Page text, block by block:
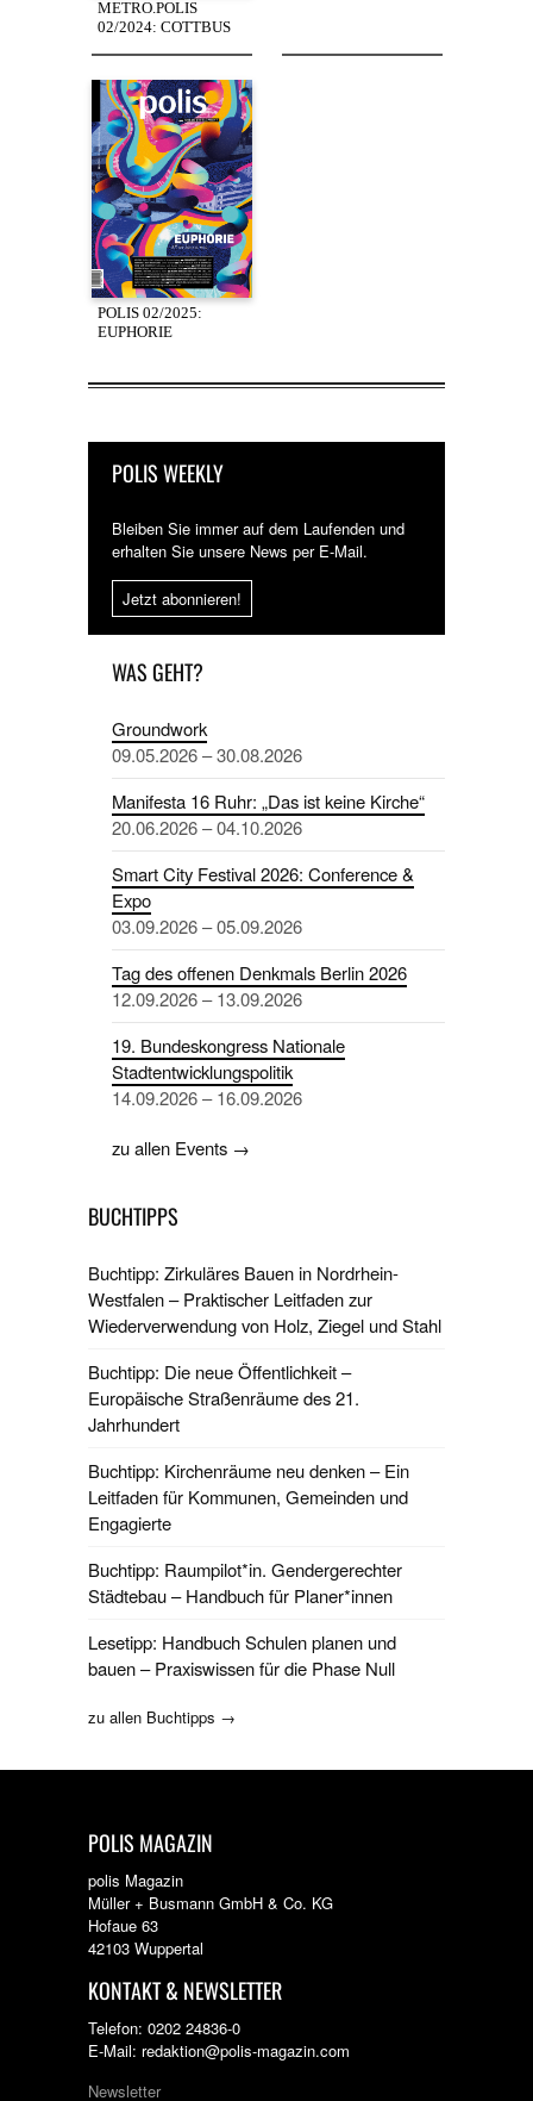
METRO.POLIS
02/2024: COTTBUS
POLIS 02/2025:
EUPHORIE
POLIS WEEKLY
Bleiben Sie immer auf dem Laufenden und
erhalten Sie unsere News per E-Mail.
Jetzt abonnieren!
WAS GEHT?
Groundwork
09.05.2026 – 30.08.2026
Manifesta 16 Ruhr: „Das ist keine Kirche“
20.06.2026 – 04.10.2026
Smart City Festival 2026: Conference &
Expo
03.09.2026 – 05.09.2026
Tag des offenen Denkmals Berlin 2026
12.09.2026 – 13.09.2026
19. Bundeskongress Nationale
Stadtentwicklungspolitik
14.09.2026 – 16.09.2026
zu allen Events →
BUCHTIPPS
Buchtipp: Zirkuläres Bauen in Nordrhein-
Westfalen – Praktischer Leitfaden zur
Wiederverwendung von Holz, Ziegel und Stahl
Buchtipp: Die neue Öffentlichkeit –
Europäische Straßenräume des 21.
Jahrhundert
Buchtipp: Kirchenräume neu denken – Ein
Leitfaden für Kommunen, Gemeinden und
Engagierte
Buchtipp: Raumpilot*in. Gendergerechter
Städtebau – Handbuch für Planer*innen
Lesetipp: Handbuch Schulen planen und
bauen – Praxiswissen für die Phase Null
zu allen Buchtipps →
POLIS MAGAZIN
polis Magazin
Müller + Busmann GmbH & Co. KG
Hofaue 63
42103 Wuppertal
KONTAKT & NEWSLETTER
Telefon: 0202 24836-0
E-Mail: redaktion@polis-magazin.com
Newsletter